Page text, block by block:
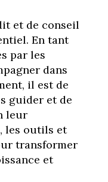
et de conseil
En tant
par les
dans
il est de
guider et de
leur
les outils et
transformer
et